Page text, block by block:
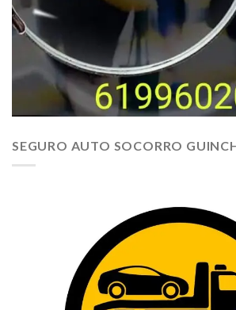
SEGURO AUTO SOCORRO